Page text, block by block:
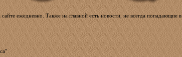
ежедневно. Также на главной есть новости, не всегда попадающие в